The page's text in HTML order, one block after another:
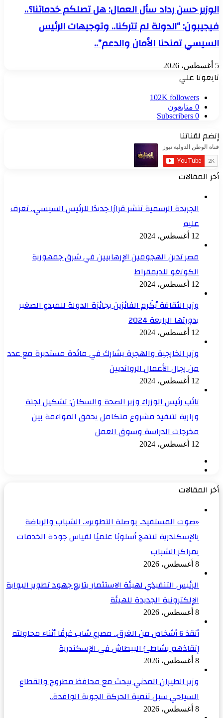
الوزير حسن رداد سأل العمال: هل تصلكم خدماتنا؟..
فيجيبون: “الدولة لم تتركنا.. وتوجيهات الرئيس
السيسي تمنحنا الأمان والدعم”..
5 أغسطس، 2026
تابعونا علي
102K followers
0 متابعون
0
Subscribers
إنضم لقناتنا
أخر المقالات
الجريدة الرسمية تنشر قرارًا جديدًا للرئيس السيسي.. تعرف
عليه
12 أغسطس، 2024
مصر تدين الهجومين الإرهابيين في شرق جمهورية
الكونغو للديمقراط
12 أغسطس، 2024
وزير الثقافة يُكَرم الفائزين بجائزة الدولة للمبدع الصغير
بدورتها الرابعة 2024
12 أغسطس، 2024
وزير الخارجية والهجرة يشارك في مائدة مستديرة مع عدد
من رجال الأعمال الروانديين
12 أغسطس، 2024
نائب رئيس الوزراء وزير الصحة والسكان: تشكيل لجنة
وزارية لتنفيذ مشروع متكامل يحقق المواءمة بين
مخرجات الدراسة وسوق العمل
12 أغسطس، 2024
أخر المقالات
«صوت المستفيد.. بوصلة التطوير».. الشباب والرياضة
بالإسكندرية تنتهج أسلوبًا علميًا لقياس جودة الخدمات
بمراكز الشباب
8 أغسطس، 2026
الرئيس التنفيذي لهيئة الاستثمار يتابع جهود تطوير البوابة
الإلكترونية الجديدة للهيئة
8 أغسطس، 2026
أنقذ 6 أشخاص من الغرق.. مصرع شاب غرقًا أثناء محاولته
إنقاذهم بشاطئ البيطاش في الإسكندرية
8 أغسطس، 2026
وزير الطيران المدني يبحث مع محافظ مطروح والقطاع
السياحي سبل تنمية الحركة الجوية الوافدة..
8 أغسطس، 2026